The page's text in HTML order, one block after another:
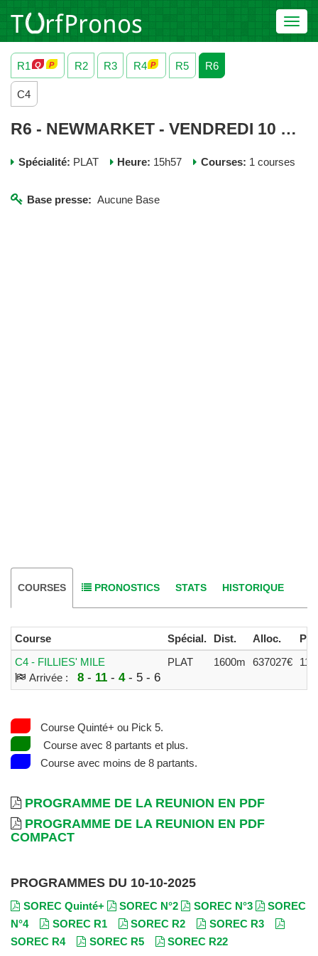
R1
R2 R3 R4 R5 R6
C4
R6 - NEWMARKET - VENDREDI 10 OCTOBRE 2025
Spécialité: PLAT Heure: 15h57 Courses: 1 courses
Base presse: Aucune Base
COURSES PRONOSTICS STATS HISTORIQUE
Course Spécial. Dist. Alloc.
C4 - FILLIES' MILE
Arrivée :
8- 11 - 4- 5 - 6
PLAT 1600m 637027€ 11
Course Quinté+ ou Pick 5.
Course avec 8 partants et plus.
Course avec moins de 8 partants.
PROGRAMME DE LA REUNION EN PDF
PROGRAMME DE LA REUNION EN PDF
COMPACT
PROGRAMMES DU 10-10-2025
SOREC Quinté+ SOREC N°2 SOREC N°3
SOREC
N°4
SOREC R1 SOREC R2
SOREC R3
SOREC R4
SOREC R5 SOREC R22